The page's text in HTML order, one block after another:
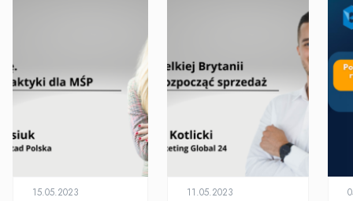
15.05.2023 11.05.2023